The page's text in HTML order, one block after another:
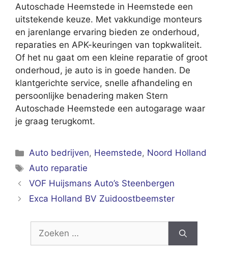
Autoschade Heemstede in Heemstede een
uitstekende keuze. Met vakkundige monteurs
en jarenlange ervaring bieden ze onderhoud,
reparaties en APK-keuringen van topkwaliteit.
Of het nu gaat om een kleine reparatie of groot
onderhoud, je auto is in goede handen. De
klantgerichte service, snelle afhandeling en
persoonlijke benadering maken Stern
Autoschade Heemstede een autogarage waar
je graag terugkomt.
Categorieën
Auto bedrijven, Heemstede, Noord Holland
Tags
Auto reparatie
VOF Huijsmans Auto’s Steenbergen
Exca Holland BV Zuidoostbeemster
Zoek